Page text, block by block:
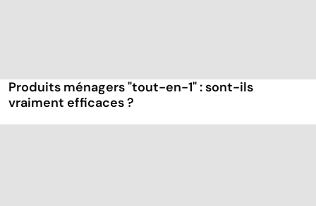
Produits ménagers "tout-en-1" : sont-ils
vraiment efficaces ?